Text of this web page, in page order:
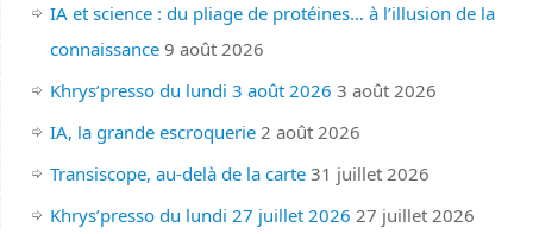
IA et science : du pliage de protéines… à l’illusion de la
connaissance 9 août 2026
Khrys’presso du lundi 3 août 2026 3 août 2026
IA, la grande escroquerie 2 août 2026
Transiscope, au-delà de la carte 31 juillet 2026
Khrys’presso du lundi 27 juillet 2026 27 juillet 2026